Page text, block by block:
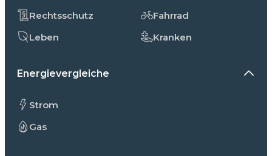
Rechtsschutz
Leben
Fahrrad
Kranken
Energievergleiche
Strom
Gas